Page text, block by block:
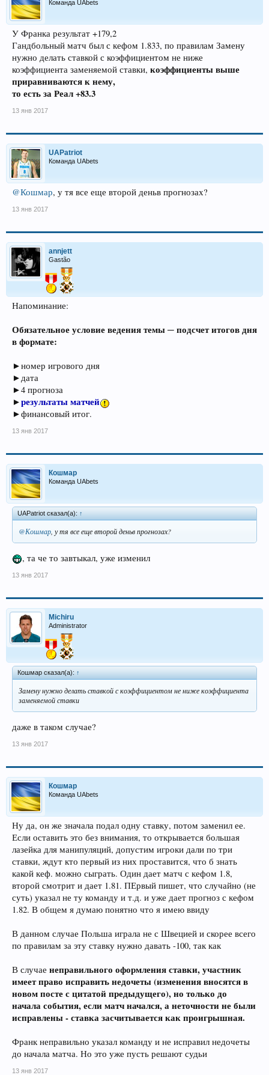
Команда UAbets
У Франка результат +179,2
Гандбольный матч был с кефом 1.833, по правилам Замену
нужно делать ставкой с коэффициентом не ниже
коэффициента заменяемой ставки, коэффициенты выше
приравниваются к нему,
то есть за Реал +83.3
13 янв 2017
UAPatriot
Команда UAbets
@Кошмар, у тя все еще второй деньв прогнозах?
13 янв 2017
annjett
Gastão
Напоминание:
Обязательное условие ведения темы ─ подсчет итогов дня
в формате:
►номер игрового дня
►дата
►4 прогноза
►результаты матчей
►финансовый итог.
13 янв 2017
Кошмар
Команда UAbets
UAPatriot сказал(а): ↑
@Кошмар, у тя все еще второй деньв прогнозах?
, та че то завтыкал, уже изменил
13 янв 2017
Michiru
Administrator
Кошмар сказал(а): ↑
Замену нужно делать ставкой с коэффициентом не ниже коэффициента
заменяемой ставки
даже в таком случае?
13 янв 2017
Кошмар
Команда UAbets
Ну да, он же значала подал одну ставку, потом заменил ее.
Если оставить это без внимания, то открывается большая
лазейка для манипуляций, допустим игроки дали по три
ставки, ждут кто первый из них проставится, что б знать
какой кеф. можно сыграть. Один дает матч с кефом 1.8,
второй смотрит и дает 1.81. ПЕрвый пишет, что случайно (не
суть) указал не ту команду и т.д. и уже дает прогноз с кефом
1.82. В общем я думаю понятно что я имею ввиду
В данном случае Польша играла не с Швецией и скорее всего
по правилам за эту ставку нужно давать -100, так как
В случае неправильного оформления ставки, участник
имеет право исправить недочеты (изменения вносятся в
новом посте с цитатой предыдущего), но только до
начала события, если матч начался, а неточности не были
исправлены - ставка засчитывается как проигрышная.
Франк неправильно указал команду и не исправил недочеты
до начала матча. Но это уже пусть решают судьи
13 янв 2017